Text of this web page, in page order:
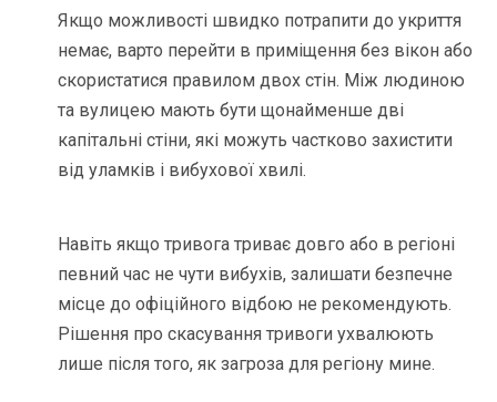
Якщо можливості швидко потрапити до укриття
немає, варто перейти в приміщення без вікон або
скористатися правилом двох стін. Між людиною
та вулицею мають бути щонайменше дві
капітальні стіни, які можуть частково захистити
від уламків і вибухової хвилі.
Навіть якщо тривога триває довго або в регіоні
певний час не чути вибухів, залишати безпечне
місце до офіційного відбою не рекомендують.
Рішення про скасування тривоги ухвалюють
лише після того, як загроза для регіону мине.